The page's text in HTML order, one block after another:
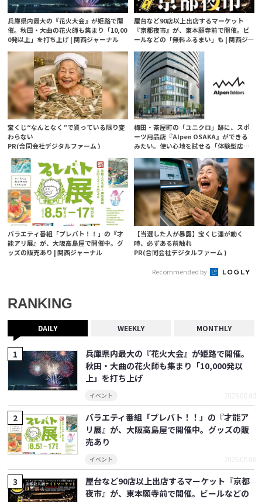
兵庫県内最大の『花火大会』が姫路で開
催。秋田・大曲の花火師も集まり「10,00
0発以上」を打ち上げ | 関西ジャーナル
屋台など90店以上出店するマーケット
『京都夜市』が、東本願寺前で開催。ビ
ールなどの「無料ふるまい」も | 関西ジ
宝くじ“なんとなく”で買っている限り変
わらない
PR(合同会社デジタルファーム )
梅田・茶屋町の「ユニクロ」跡に、スポ
ーツ用品店『Alpen OSAKA』ができる
みたい。使い心地を試せる「体験型店
バラエティ番組「プレバト！！」の『才
能アリ展』が、大阪高島屋で開催中。グ
ッズの販売あり | 関西ジャーナル
【当選した人が暴露】宝くじ運が動く
時、必ずある前触れ
PR(合同会社デジタルファーム )
Recommended by
RANKING
DAILY WEEKLY MONTHLY
兵庫県内最大の『花火大会』が姫路で開催。
秋田・大曲の花火師も集まり「10,000発以
上」を打ち上げ
イベント 2026.08.03
バラエティ番組「プレバト！！」の『才能ア
リ展』が、大阪高島屋で開催中。グッズの販
売あり
イベント 2026.08.06
屋台など90店以上出店するマーケット『京都
夜市』が、東本願寺前で開催。ビールなどの